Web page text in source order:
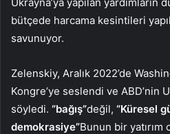
bütçede harcama kesintileri
savunuyor.
Zelenskiy, Aralık 2022’de
Kongre’ye seslendi ve ABD’nin
söyledi. “bağış”değil, “Küresel
demokrasiye”Bunun bir